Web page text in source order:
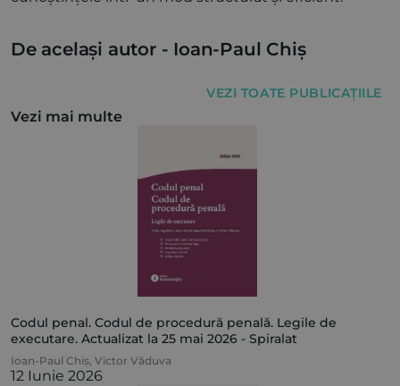
De același autor - Ioan-Paul Chiș
VEZI TOATE PUBLICAȚIILE
Vezi mai multe
Codul penal. Codul de procedură penală. Legile de
executare. Actualizat la 25 mai 2026 - Spiralat
Ioan-Paul Chiș, Victor Văduva
12 Iunie 2026